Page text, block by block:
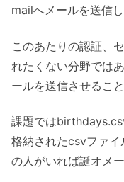
mailへメールを送信し
このあたりの認証、
れたくない分野では
ールを送信させるこ
課題では
格納されたcsvファ
の人がいれば誕オメ